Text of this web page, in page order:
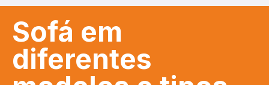
Sofá em
diferentes